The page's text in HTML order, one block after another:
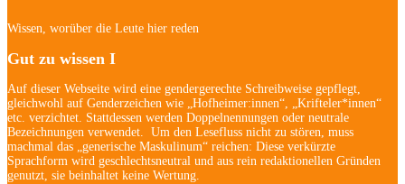
Wissen, worüber die Leute hier reden
Gut zu wissen I
Auf dieser Webseite wird eine gendergerechte Schreibweise gepflegt,
gleichwohl auf Genderzeichen wie „Hofheimer:innen“, „Krifteler*innen“
etc. verzichtet. Stattdessen werden Doppelnennungen oder neutrale
Bezeichnungen verwendet. Um den Lesefluss nicht zu stören, muss
machmal das „generische Maskulinum“ reichen: Diese verkürzte
Sprachform wird geschlechtsneutral und aus rein redaktionellen Gründen
genutzt, sie beinhaltet keine Wertung.